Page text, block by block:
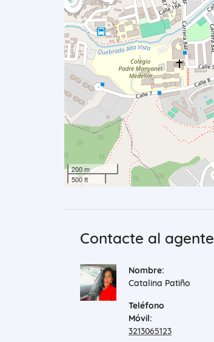
200 m
500 ft
Contacte al agente
Nombre:
Catalina Patiño
Teléfono
Móvil:
3213065123